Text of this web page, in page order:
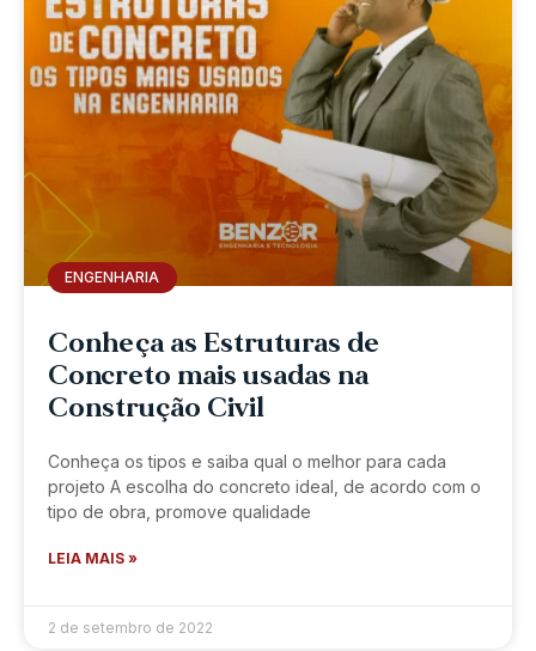
ENGENHARIA
Conheça as Estruturas de
Concreto mais usadas na
Construção Civil
Conheça os tipos e saiba qual o melhor para cada
projeto A escolha do concreto ideal, de acordo com o
tipo de obra, promove qualidade
LEIA MAIS »
2 de setembro de 2022